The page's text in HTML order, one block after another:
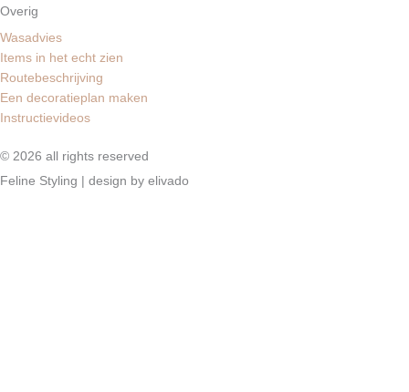
Overig
Wasadvies
Items in het echt zien
Routebeschrijving
Een decoratieplan maken
Instructievideos
© 2026 all rights reserved
Feline Styling | design by elivado